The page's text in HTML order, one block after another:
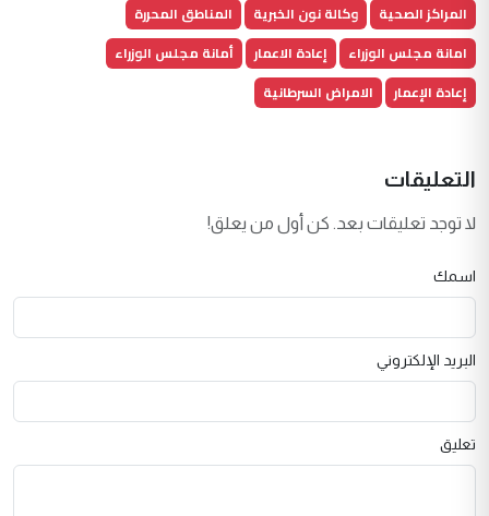
المراكز الصحية وكالة نون الخبرية
المناطق المحررة
امانة مجلس الوزراء
إعادة الاعمار
أمانة مجلس الوزراء
إعادة الإعمار
الامراض السرطانية
التعليقات
لا توجد تعليقات بعد. كن أول من يعلق!
اسمك
البريد الإلكتروني
تعليق